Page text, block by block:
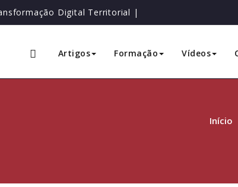
Digital Territorial |
Artigos Formação Vídeos
Início